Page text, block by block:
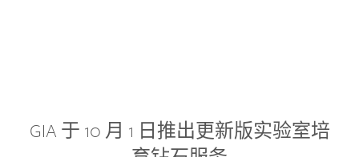
GIA 于 10 月 1 日推出更新版实验室培